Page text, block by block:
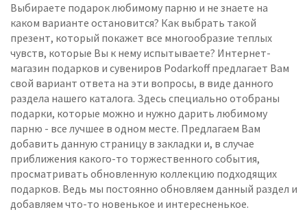
Выбираете подарок любимому парню и не знаете на
каком варианте остановится? Как выбрать такой
презент, который покажет все многообразие теплых
чувств, которые Вы к нему испытываете? Интернет-
магазин подарков и сувениров Podarkoff предлагает Вам
свой вариант ответа на эти вопросы, в виде данного
раздела нашего каталога. Здесь специально отобраны
подарки, которые можно и нужно дарить любимому
парню - все лучшее в одном месте. Предлагаем Вам
добавить данную страницу в закладки и, в случае
приближения какого-то торжественного события,
просматривать обновленную коллекцию подходящих
подарков. Ведь мы постоянно обновляем данный раздел и
добавляем что-то новенькое и интересненькое.